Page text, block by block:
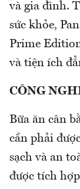
và gia đình.
sức khỏe,
Prime
và tiện ích
CÔNG
Bữa ăn cân
cần phải
sạch và an
được tích